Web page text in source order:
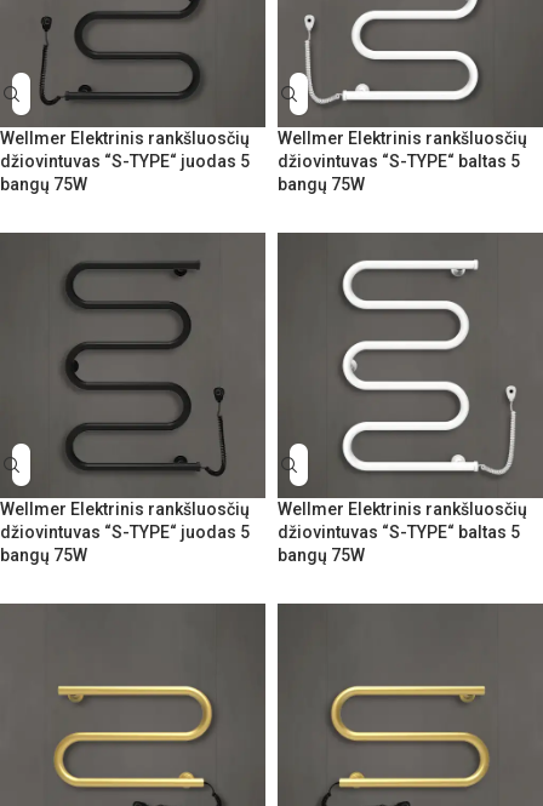
Wellmer Elektrinis rankšluosčių
džiovintuvas “S-TYPE“ juodas 5
bangų 75W
Wellmer Elektrinis rankšluosčių
džiovintuvas “S-TYPE“ baltas 5
bangų 75W
Wellmer Elektrinis rankšluosčių
džiovintuvas “S-TYPE“ juodas 5
bangų 75W
Wellmer Elektrinis rankšluosčių
džiovintuvas “S-TYPE“ baltas 5
bangų 75W